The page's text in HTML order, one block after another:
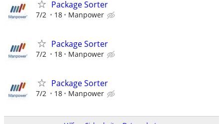
Package Sorter
7/2 18 Manpower
Package Sorter
7/2 18 Manpower
Package Sorter
7/2 18 Manpower